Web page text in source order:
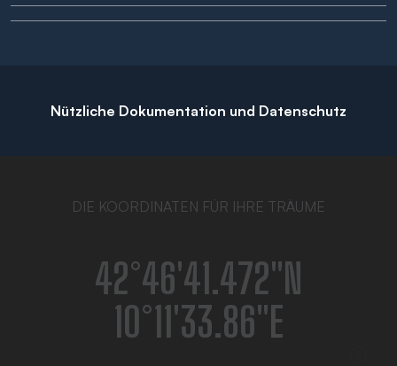
Nützliche Dokumentation und Datenschutz
DIE KOORDINATEN FÜR IHRE TRÄUME
42°46′41.472″N
10°11′33.86″E